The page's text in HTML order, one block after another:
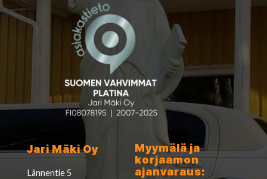
Jari Mäki Oy
Lännentie 5
Myymälä ja
korjaamon
ajanvaraus: